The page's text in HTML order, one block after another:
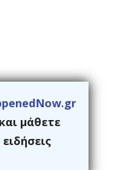
και μάθετε